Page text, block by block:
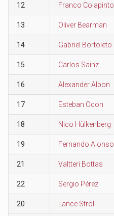
12 Franco Colapinto
13 Oliver Bearman
14 Gabriel Bortoleto
15 Carlos Sainz
16 Alexander Albon
17 Esteban Ocon
18 Nico Hülkenberg
19 Fernando Alonso
21 Valtteri Bottas
22 Sergio Pérez
20 Lance Stroll